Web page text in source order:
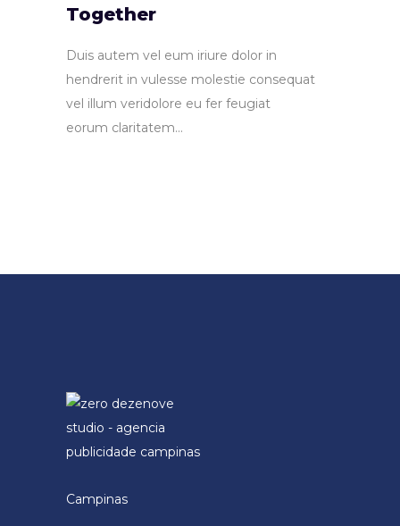
Together
Duis autem vel eum iriure dolor in
hendrerit in vulesse molestie consequat
vel illum veridolore eu fer feugiat
eorum claritatem...
Campinas